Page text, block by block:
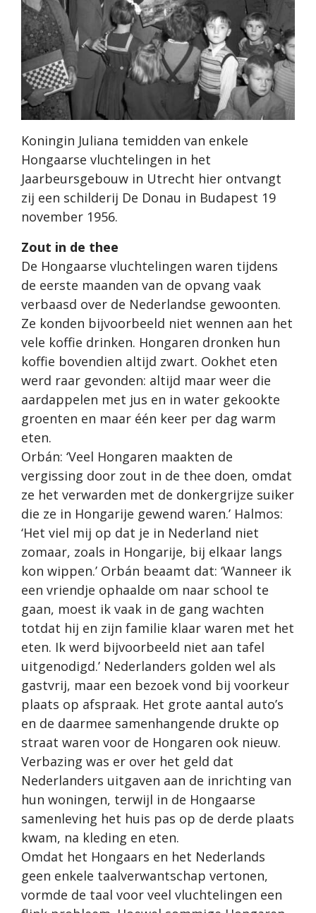
Koningin Juliana temidden van enkele
Hongaarse vluchtelingen in het
Jaarbeursgebouw in Utrecht hier ontvangt
zij een schilderij De Donau in Budapest 19
november 1956.
Zout in de thee
De Hongaarse vluchtelingen waren tijdens
de eerste maanden van de opvang vaak
verbaasd over de Nederlandse gewoonten.
Ze konden bijvoorbeeld niet wennen aan het
vele koffie drinken. Hongaren dronken hun
koffie bovendien altijd zwart. Ookhet eten
werd raar gevonden: altijd maar weer die
aardappelen met jus en in water gekookte
groenten en maar één keer per dag warm
eten.
Orbán: ‘Veel Hongaren maakten de
vergissing door zout in de thee doen, omdat
ze het verwarden met de donkergrijze suiker
die ze in Hongarije gewend waren.’ Halmos:
‘Het viel mij op dat je in Nederland niet
zomaar, zoals in Hongarije, bij elkaar langs
kon wippen.’ Orbán beaamt dat: ‘Wanneer ik
een vriendje ophaalde om naar school te
gaan, moest ik vaak in de gang wachten
totdat hij en zijn familie klaar waren met het
eten. Ik werd bijvoorbeeld niet aan tafel
uitgenodigd.’ Nederlanders golden wel als
gastvrij, maar een bezoek vond bij voorkeur
plaats op afspraak. Het grote aantal auto’s
en de daarmee samenhangende drukte op
straat waren voor de Hongaren ook nieuw.
Verbazing was er over het geld dat
Nederlanders uitgaven aan de inrichting van
hun woningen, terwijl in de Hongaarse
samenleving het huis pas op de derde plaats
kwam, na kleding en eten.
Omdat het Hongaars en het Nederlands
geen enkele taalverwantschap vertonen,
vormde de taal voor veel vluchtelingen een